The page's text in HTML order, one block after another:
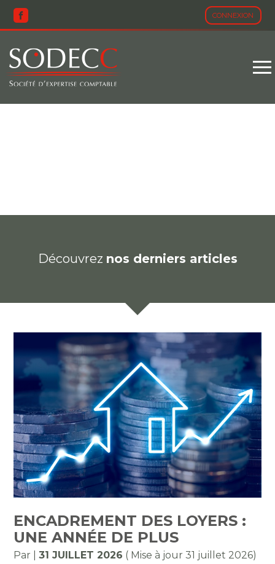
CONNEXION
Aller
au
Découvrez nos derniers articles
ENCADREMENT DES LOYERS :
UNE ANNÉE DE PLUS
Par |31 JUILLET 2026 ( Mise à jour 31 juillet 2026)